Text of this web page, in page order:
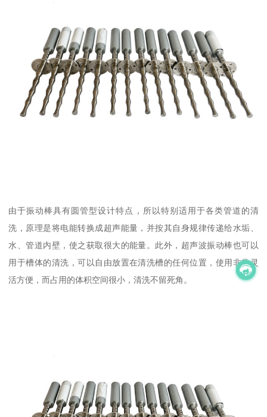
由于振动棒具有圆管型设计特点，所以特别适用于各类管道的清
洗，原理是将电能转换成超声能量，并按其自身规律传递给水垢、
水、管道内壁，使之获取很大的能量。此外，超声波振动棒也可以
用于槽体的清洗，可以自由放置在清洗槽的任何位置，使用非常灵
活方便，而占用的体积空间很小，清洗不留死角。